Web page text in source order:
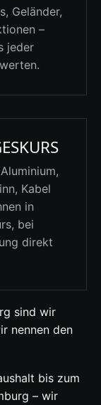
Geländer,
–
jeder
Kabel
in
bei
direkt
sind wir
nennen den
bis zum
– wir